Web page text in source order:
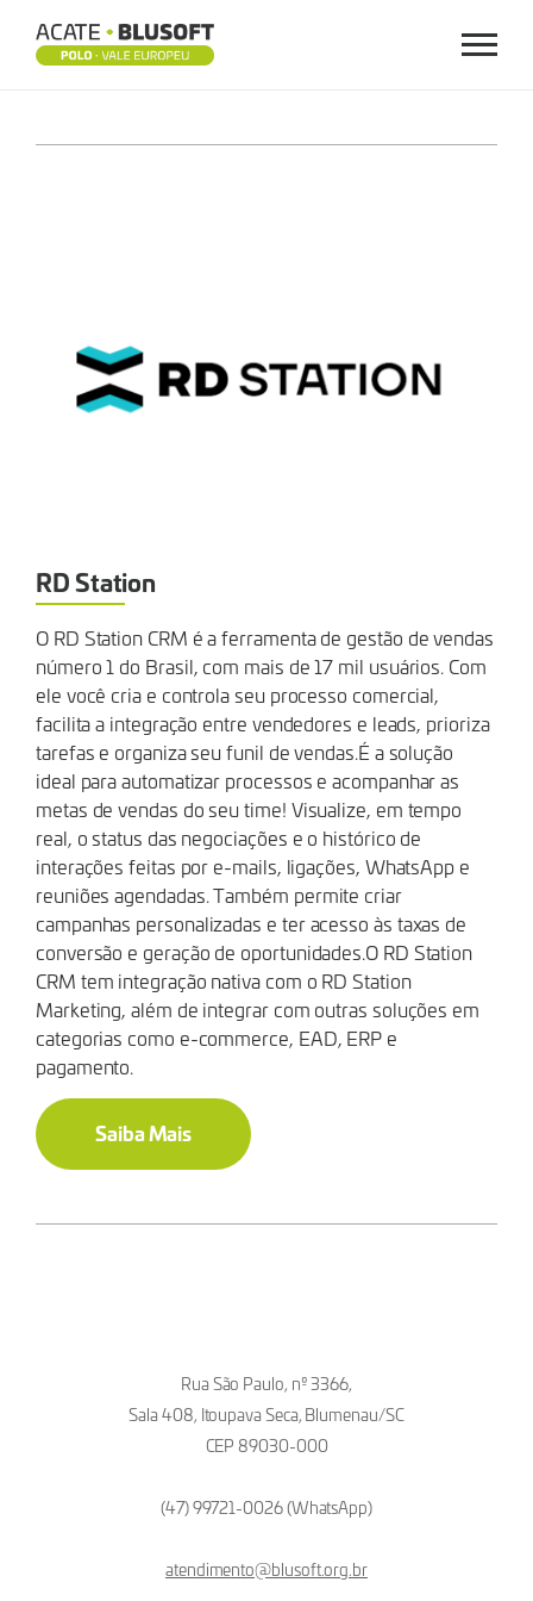
Menu
RD Station
O RD Station CRM é a ferramenta de gestão de vendas
número 1 do Brasil, com mais de 17 mil usuários. Com
ele você cria e controla seu processo comercial,
facilita a integração entre vendedores e leads, prioriza
tarefas e organiza seu funil de vendas.É a solução
ideal para automatizar processos e acompanhar as
metas de vendas do seu time! Visualize, em tempo
real, o status das negociações e o histórico de
interações feitas por e-mails, ligações, WhatsApp e
reuniões agendadas. Também permite criar
campanhas personalizadas e ter acesso às taxas de
conversão e geração de oportunidades.O RD Station
CRM tem integração nativa com o RD Station
Marketing, além de integrar com outras soluções em
categorias como e-commerce, EAD, ERP e
pagamento.
Saiba Mais
Rua São Paulo, nº 3366,
Sala 408, Itoupava Seca, Blumenau/SC
CEP 89030-000
(47) 99721-0026 (WhatsApp)
atendimento@blusoft.org.br